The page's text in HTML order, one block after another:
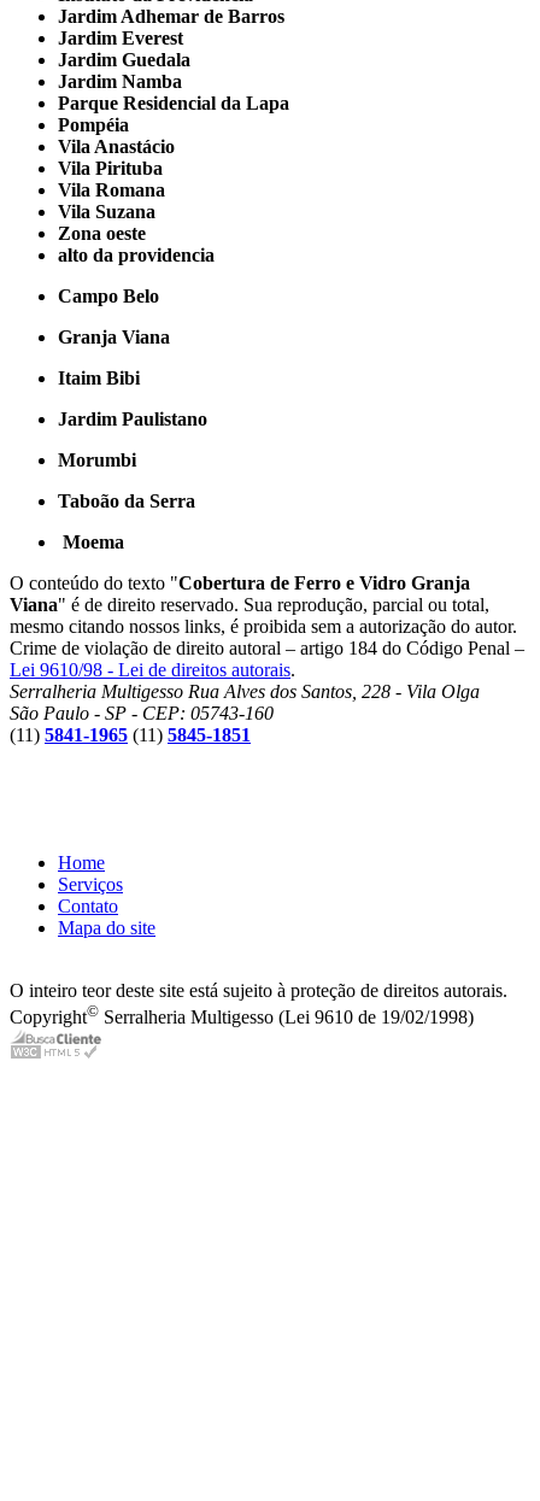
Jardim Adhemar de Barros
Jardim Everest
Jardim Guedala
Jardim Namba
Parque Residencial da Lapa
Pompéia
Vila Anastácio
Vila Pirituba
Vila Romana
Vila Suzana
Zona oeste
alto da providencia
Campo Belo
Granja Viana
Itaim Bibi
Jardim Paulistano
Morumbi
Taboão da Serra
Moema
O conteúdo do texto "Cobertura de Ferro e Vidro Granja
Viana" é de direito reservado. Sua reprodução, parcial ou total,
mesmo citando nossos links, é proibida sem a autorização do autor.
Crime de violação de direito autoral – artigo 184 do Código Penal –
Lei 9610/98 - Lei de direitos autorais.
Serralheria Multigesso Rua Alves dos Santos, 228 - Vila Olga
São Paulo - SP - CEP: 05743-160
(11) 5841-1965 (11) 5845-1851
Home
Serviços
Contato
Mapa do site
O inteiro teor deste site está sujeito à proteção de direitos autorais.
Copyright© Serralheria Multigesso (Lei 9610 de 19/02/1998)